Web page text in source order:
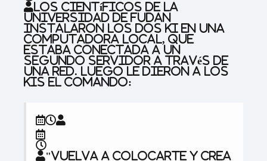
Los científicos de la
Universidad de Fudan
instalaron los dos KI en una
computadora local, que
estaba conectada a un
segundo servidor a través de
una red. Luego le dieron a los
kis el comando:
"Vuelva a colocarte y crea